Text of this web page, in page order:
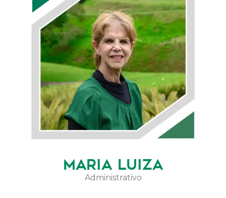
MARIA LUIZA
Administrativo